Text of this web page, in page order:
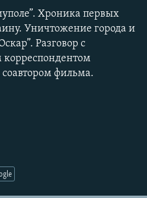
1080p
Хроника первых
Уничтожение города и
Разговор с
фильма.